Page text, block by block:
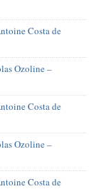
Costa de
Ozoline –
Costa de
Ozoline –
Costa de